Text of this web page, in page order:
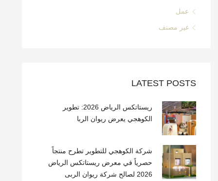
عمل
غير مصنف
LATEST POSTS
ريستاتكس الرياض 2026: تطوير
الكوهجي يعرض ريوان الربا
شركة الكوهجي للتطوير تطرح منتجاً
حصرياً في معرض ريستاتكس الرياض
2026 لصالح شركة ريوان الربى